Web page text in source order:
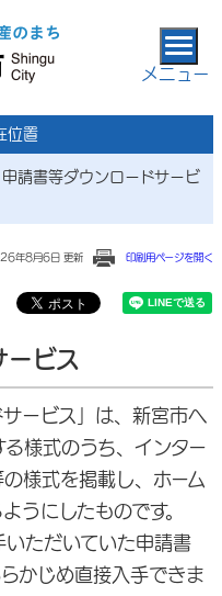
メニュー
位置
申請書等ダウンロードサービ
年8月6日 更新 印刷用ページを開く
ービス
ービス」は、新宮市へ
様式のうち、インター
様式を掲載し、ホーム
うにしたものです。
ただいていた申請書
かじめ直接入手できま